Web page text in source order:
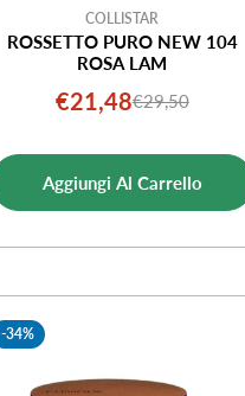
COLLISTAR
ROSSETTO PURO NEW 104
ROSA LAM
Prezzo
vendita
€21,48Prezzo
€29,50
Aggiungi Al Carrello
-34%